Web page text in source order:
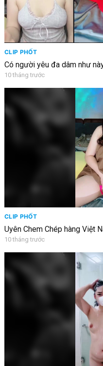
CLIP PHỐT
Có người yêu đa dâm như
10 tháng trước
CLIP PHỐT
Uyên Chem Chép hàng Việt
10 tháng trước